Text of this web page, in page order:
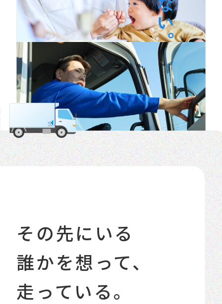
お知らせ
プライバシーポリシー
お問い合わせフォーム
その先にいる
誰かを想って、
走っている。